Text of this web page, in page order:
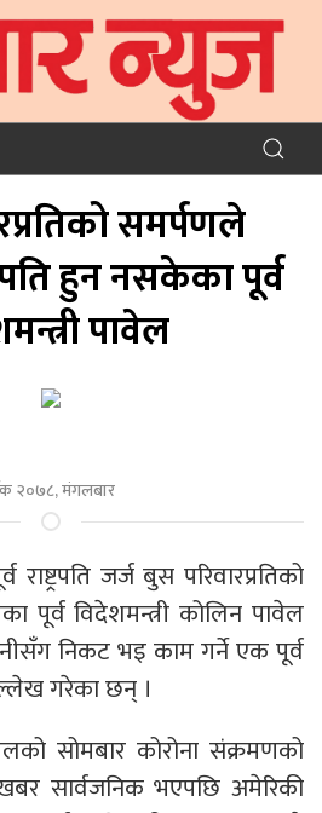
समर्पणले
हुन नसकेका पूर्व
पावेल
२०७८, मंगलबार
जर्ज बुस परिवारप्रतिको
पूर्व विदेशमन्त्री कोलिन पावेल
निकट भइ काम गर्ने एक पूर्व
गरेका छन् ।
सोमबार कोरोना संक्रमणको
सार्वजनिक भएपछि अमेरिकी